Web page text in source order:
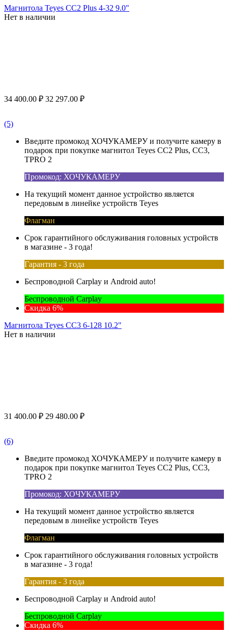
Магнитола Teyes CC2 Plus 4-32 9.0"
Нет в наличии
34 400.00 ₽ 32 297.00 ₽
(5)
Введите промокод ХОЧУКАМЕРУ и получите камеру в
подарок при покупке магнитол Teyes CC2 Plus, CC3,
TPRO 2
Промокод: ХОЧУКАМЕРУ
На текущий момент данное устройство является
передовым в линейке устройств Teyes
Флагман
Срок гарантийного обслуживания головных устройств
в магазине - 3 года!
Гарантия - 3 года
Беспроводной Carplay и Android auto!
Беспроводной Carplay
Скидка 6%
Магнитола Teyes CC3 6-128 10.2"
Нет в наличии
31 400.00 ₽ 29 480.00 ₽
(6)
Введите промокод ХОЧУКАМЕРУ и получите камеру в
подарок при покупке магнитол Teyes CC2 Plus, CC3,
TPRO 2
Промокод: ХОЧУКАМЕРУ
На текущий момент данное устройство является
передовым в линейке устройств Teyes
Флагман
Срок гарантийного обслуживания головных устройств
в магазине - 3 года!
Гарантия - 3 года
Беспроводной Carplay и Android auto!
Беспроводной Carplay
Скидка 6%